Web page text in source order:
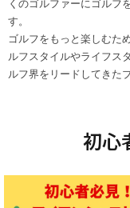
くのゴルファーにゴルフ
す。
ゴルフをもっと楽しむた
ルフスタイルやライフス
ルフ界をリードしてきた
初心